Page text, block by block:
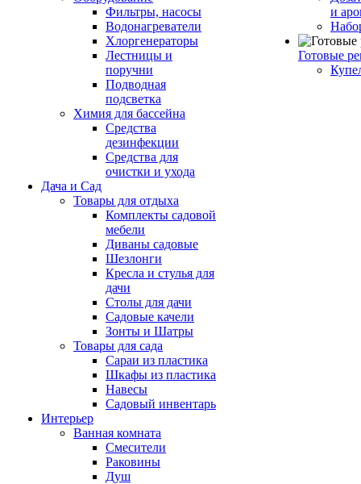
Фильтры, насосы
Водонагреватели
Хлоргенераторы
Лестницы и
поручни
Подводная
подсветка
Химия для бассейна
Средства
дезинфекции
Средства для
очистки и ухода
Дача и Сад
Товары для отдыха
Комплекты садовой
мебели
Диваны садовые
Шезлонги
Кресла и стулья для
дачи
Столы для дачи
Садовые качели
Зонты и Шатры
Товары для сада
Сараи из пластика
Шкафы из пластика
Навесы
Садовый инвентарь
Интерьер
Ванная комната
Смесители
Раковины
Душ
и
Готовые